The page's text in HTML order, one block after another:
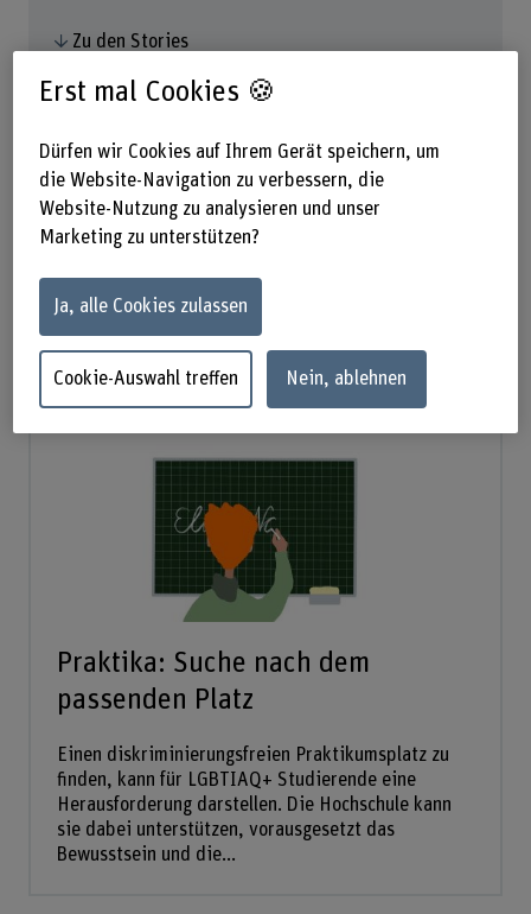
Zu den Stories
Anleitung Handlungsempfehlungen
Stories
Studium und lass dich dabei inspirieren, wie die
LGBTIAQ+ Studierende da sein kann:
Praktika: Suche nach dem
passenden Platz
Einen diskriminierungsfreien Praktikumsplatz zu
finden, kann für LGBTIAQ+ Studierende eine
Herausforderung darstellen. Die Hochschule kann
sie dabei unterstützen, vorausgesetzt das
Bewusstsein und die...
Erst mal Cookies 🍪
Dürfen wir Cookies auf Ihrem Gerät speichern, um
die Website-Navigation zu verbessern, die
Website-Nutzung zu analysieren und unser
Marketing zu unterstützen?
Ja, alle Cookies zulassen
Cookie-Auswahl treffen Nein, ablehnen